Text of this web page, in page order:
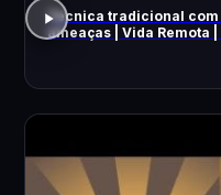
Técnica tradicional
ameaças | Vida Remota